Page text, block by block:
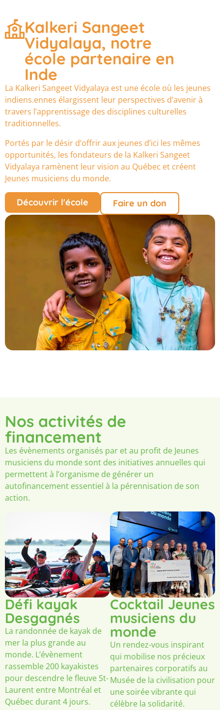
Kalkeri Sangeet
Vidyalaya, notre
école partenaire en
Inde
La Kalkeri Sangeet Vidyalaya est une école où les jeunes
indiens.ennes élargissent leur perspectives d’avenir à
travers l’apprentissage des disciplines culturelles
traditionnelles.
Portés par le désir d’offrir aux jeunes d’ici les mêmes
opportunités, les fondateurs de la Kalkeri Sangeet
Vidyalaya ramènent leur vision au Québec et créent
Jeunes musiciens du monde.
Découvrir l'école Faire un don
Nos activités de
financement
Les évènements organisés par et au profit de Jeunes
musiciens du monde sont des initiatives annuelles qui
permettent à l’organisme de générer un
autofinancement essentiel à la pérennisation de son
action.
Défi kayak
Desgagnés
La randonnée de kayak de
mer la plus grande au
monde. L’évènement
rassemble 200 kayakistes
pour descendre le fleuve St-
Laurent entre Montréal et
Québec durant 4 jours.
Cocktail Jeunes
musiciens du
monde
Un rendez-vous inspirant
qui mobilise nos précieux
partenaires corporatifs au
Musée de la civilisation pour
une soirée vibrante qui
célèbre la solidarité.